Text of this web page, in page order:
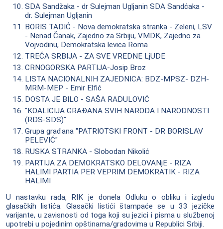
SDA Sandžaka - dr Sulejman Ugljanin SDA Sandćaka -
dr. Sulejman Ugljanin
BORIS TADIĆ - Nova demokratska stranka - Zeleni, LSV
- Nenad Čanak, Zajedno za Srbiju, VMDK, Zajedno za
Vojvodinu, Demokratska levica Roma
TREĆA SRBIJA - ZA SVE VREDNE LjUDE
CRNOGORSKA PARTIJA-Josip Broz
LISTA NACIONALNIH ZAJEDNICA: BDZ-MPSZ- DZH-
MRM-MEP - Emir Elfić
DOSTA JE BILO - SAŠA RADULOVIĆ
"KOALICIJA GRAĐANA SVIH NARODA I NARODNOSTI
(RDS-SDS)"
Grupa građana "PATRIOTSKI FRONT - DR BORISLAV
PELEVIĆ"
RUSKA STRANKA - Slobodan Nikolić
PARTIJA ZA DEMOKRATSKO DELOVANjE - RIZA
HALIMI PARTIA PER VEPRIM DEMOKRATIK - RIZA
HALIMI
U nastavku rada, RIK je donela Odluku o obliku i izgledu
glasačkih listića. Glasački listići štampaće se u 33 jezičke
varijante, u zavisnosti od toga koji su jezici i pisma u službenoj
upotrebi u pojedinim opštinama/gradovima u Republici Srbiji.